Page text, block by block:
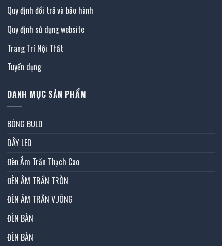
Quy định đổi trả và bảo hành
Quy định sử dụng website
Trang Trí Nội Thất
Tuyển dụng
DANH MỤC SẢN PHẨM
BÓNG BULD
DÂY LED
Đèn Âm Trần Thạch Cao
ĐÈN ÂM TRẦN TRÒN
ĐÈN ÂM TRẦN VUÔNG
ĐÈN BÀN
ĐÈN BÀN